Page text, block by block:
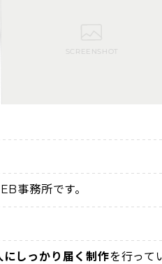
SCREENSHOT
事務所です。
しっかり届く制作を行って